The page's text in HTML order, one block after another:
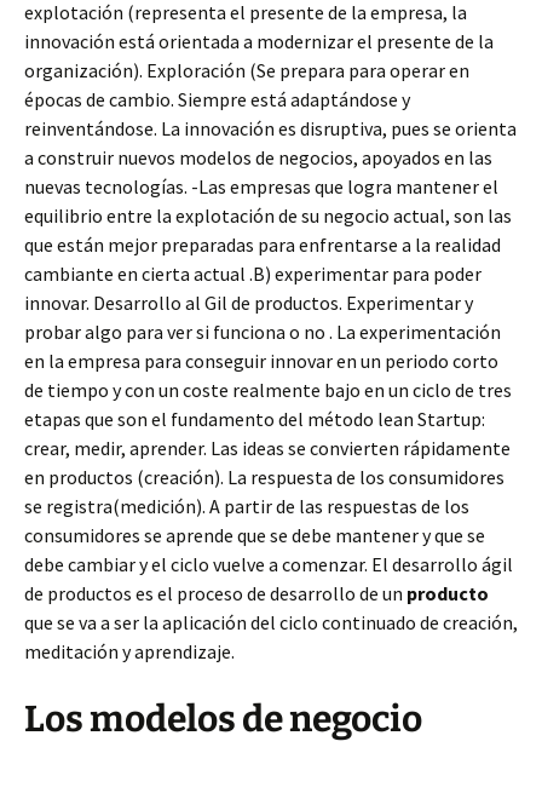
explotación (representa el presente de la empresa, la
innovación está orientada a modernizar el presente de la
organización). Exploración (Se prepara para operar en
épocas de cambio. Siempre está adaptándose y
reinventándose. La innovación es disruptiva, pues se orienta
a construir nuevos modelos de negocios, apoyados en las
nuevas tecnologías. -Las empresas que logra mantener el
equilibrio entre la explotación de su negocio actual, son las
que están mejor preparadas para enfrentarse a la realidad
cambiante en cierta actual .B) experimentar para poder
innovar. Desarrollo al Gil de productos. Experimentar y
probar algo para ver si funciona o no . La experimentación
en la empresa para conseguir innovar en un periodo corto
de tiempo y con un coste realmente bajo en un ciclo de tres
etapas que son el fundamento del método lean Startup:
crear, medir, aprender. Las ideas se convierten rápidamente
en productos (creación). La respuesta de los consumidores
se registra(medición). A partir de las respuestas de los
consumidores se aprende que se debe mantener y que se
debe cambiar y el ciclo vuelve a comenzar. El desarrollo ágil
de productos es el proceso de desarrollo de un producto
que se va a ser la aplicación del ciclo continuado de creación,
meditación y aprendizaje.
Los modelos de negocio